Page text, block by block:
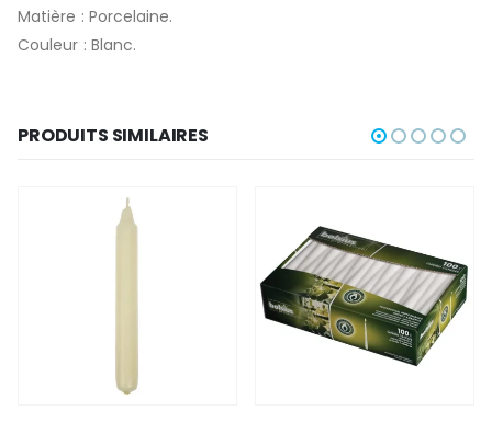
Matière : Porcelaine.
Couleur : Blanc.
PRODUITS SIMILAIRES